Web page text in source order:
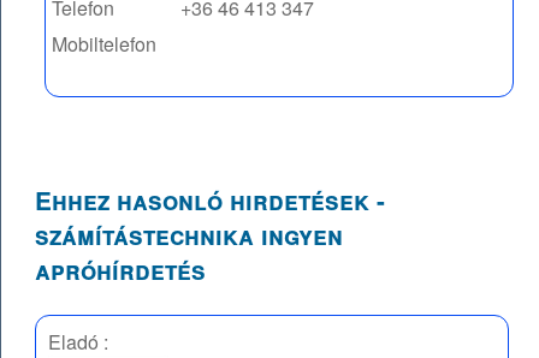
Telefon
+36 46 413 347
Mobiltelefon
Ehhez hasonló hirdetések -
számítástechnika ingyen
apróhírdetés
Eladó :